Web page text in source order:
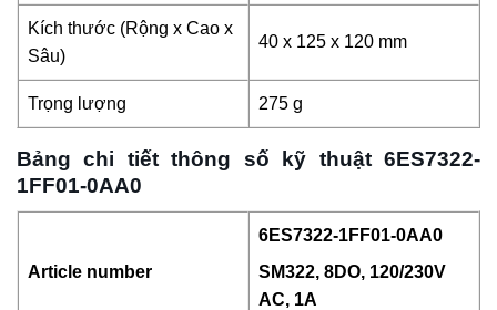
Kích thước (Rộng x Cao x
Sâu)
40 x 125 x 120 mm
Trọng lượng 275 g
Bảng chi tiết thông số kỹ thuật 6ES7322-
1FF01-0AA0
Article number
6ES7322-1FF01-0AA0
SM322, 8DO, 120/230V
AC, 1A